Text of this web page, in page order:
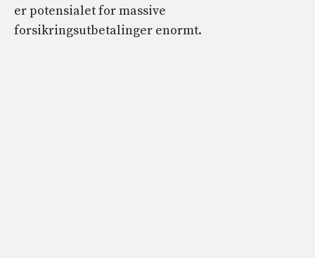
er potensialet for massive
forsikringsutbetalinger enormt.